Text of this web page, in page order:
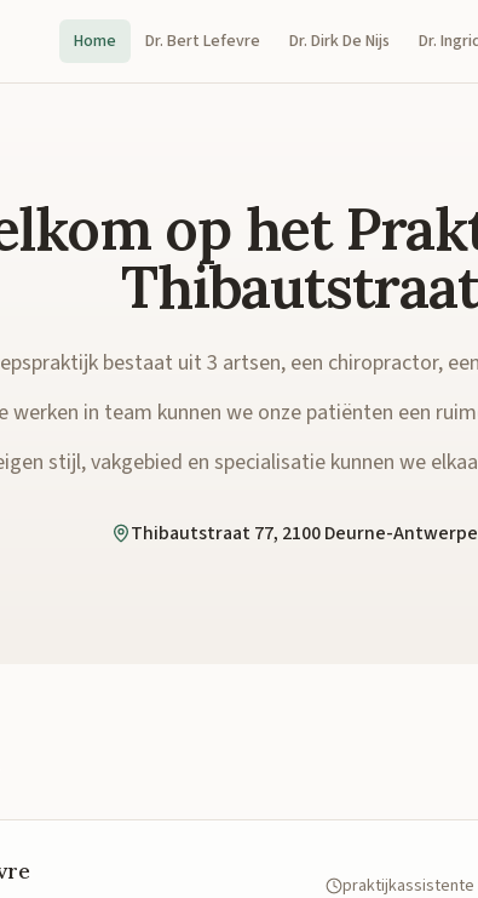
Home Dr. Bert Lefevre Dr. Dirk De Nijs Dr.
op het
Thibautstraat
bestaat uit 3 artsen, een chiropractor,
werken in team kunnen we onze patiënten een
stijl, vakgebied en specialisatie kunnen we
Thibautstraat 77, 2100 Deurne-
praktijkassistente